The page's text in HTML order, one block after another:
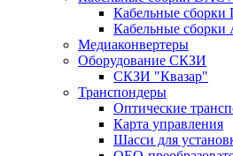
Кабельные сборки
Кабельные сборки
Медиаконвертеры
Оборудование СКЗИ
СКЗИ "Квазар"
Транспондеры
Оптические
Карта управления
Шасси для